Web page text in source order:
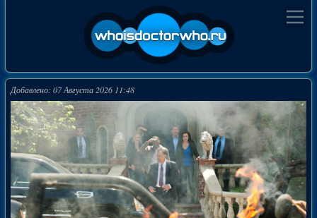
Добавлено: 07 Августа 2026 11:48